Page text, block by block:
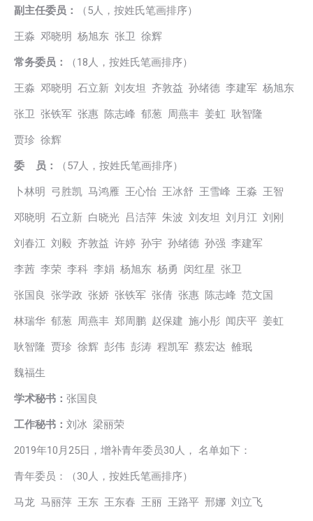
副主任委员： （5人，按姓氏笔画排序）
王淼 邓晓明 杨旭东 张卫 徐辉
常务委员： （18人，按姓氏笔画排序）
王淼 邓晓明 石立新 刘友坦 齐敦益 孙绪德 李建军 杨旭东
张卫 张铁军 张惠 陈志峰 郁葱 周燕丰 姜虹 耿智隆
贾珍 徐辉
委 员： （57人，按姓氏笔画排序）
卜林明 弓胜凯 马鸿雁 王心怡 王冰舒 王雪峰 王淼 王智
邓晓明 石立新 白晓光 吕洁萍 朱波 刘友坦 刘月江 刘刚
刘春江 刘毅 齐敦益 许婷 孙宇 孙绪德 孙强 李建军
李茜 李荣 李科 李娟 杨旭东 杨勇 闵红星 张卫
张国良 张学政 张娇 张铁军 张倩 张惠 陈志峰 范文国
林瑞华 郁葱 周燕丰 郑周鹏 赵保建 施小彤 闻庆平 姜虹
耿智隆 贾珍 徐辉 彭伟 彭涛 程凯军 蔡宏达 雒珉
魏福生
学术秘书 ： 张国良
工作秘书： 刘冰 梁丽荣
2019年10月25日，增补青年委员30人， 名单如下：
青年委员：（30人，按姓氏笔画排序）
马龙 马丽萍 王东 王东春 王丽 王路平 邢娜 刘立飞